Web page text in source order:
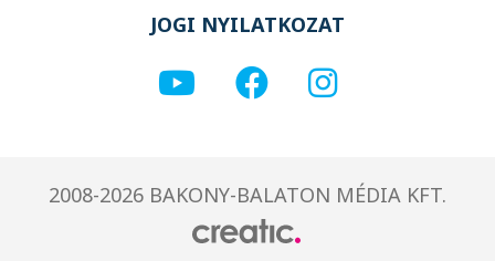
JOGI NYILATKOZAT
2008-2026 BAKONY-BALATON MÉDIA KFT.